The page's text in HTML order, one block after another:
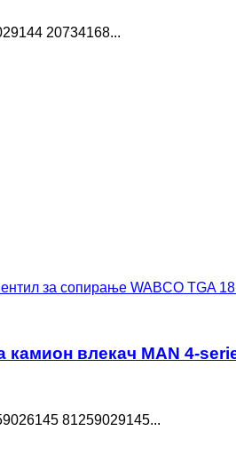
20734168...
за сопирање WABCO TGA
камион влекач MAN 4-
81259029145...